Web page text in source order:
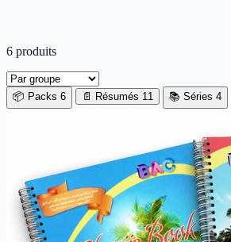
6 produits
📦 Packs 6 📄 Résumés 11 📚 Séries 4